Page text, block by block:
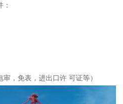
，免表，进出口许 可证等）